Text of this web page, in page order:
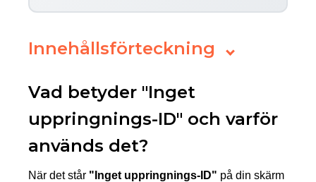
Innehållsförteckning
Vad betyder "Inget
uppringnings-ID" och varför
används det?
När det står "Inget uppringnings-ID" på din skärm